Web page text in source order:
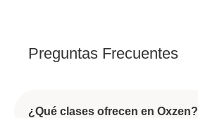
Preguntas Frecuentes
¿Qué clases ofrecen en Oxzen?